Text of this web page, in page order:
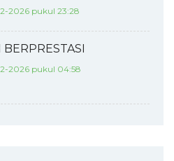
2026 pukul 23:28
2026 pukul 04:58